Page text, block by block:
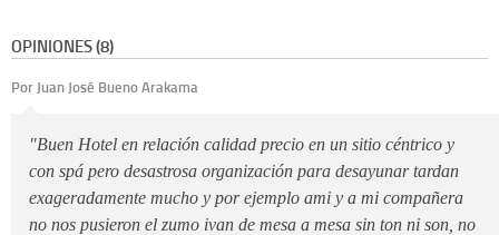
OPINIONES (8)
Por Juan José Bueno Arakama
"Buen Hotel en relación calidad precio en un sitio céntrico y
con spá pero desastrosa organización para desayunar tardan
exageradamente mucho y por ejemplo ami y a mi compañera
no nos pusieron el zumo ivan de mesa a mesa sin ton ni son, no